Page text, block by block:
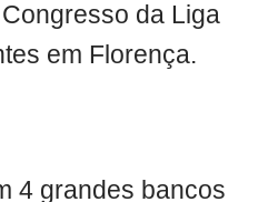
da Liga
em Florença.
4 grandes bancos